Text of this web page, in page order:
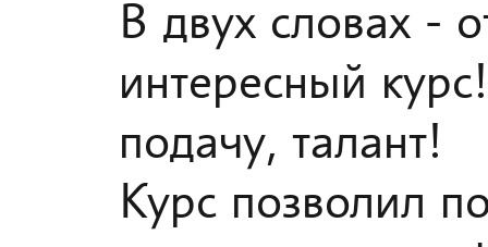
В двух словах -
интересный
подачу, талант!
Курс позволил